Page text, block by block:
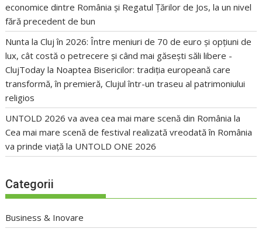
economice dintre România și Regatul Țărilor de Jos, la un nivel
fără precedent de bun
Nunta la Cluj în 2026: Între meniuri de 70 de euro și opțiuni de
lux, cât costă o petrecere și când mai găsești săli libere -
ClujToday la Noaptea Bisericilor: tradiția europeană care
transformă, în premieră, Clujul într-un traseu al patrimoniului
religios
UNTOLD 2026 va avea cea mai mare scenă din România la
Cea mai mare scenă de festival realizată vreodată în România
va prinde viață la UNTOLD ONE 2026
Categorii
Business & Inovare